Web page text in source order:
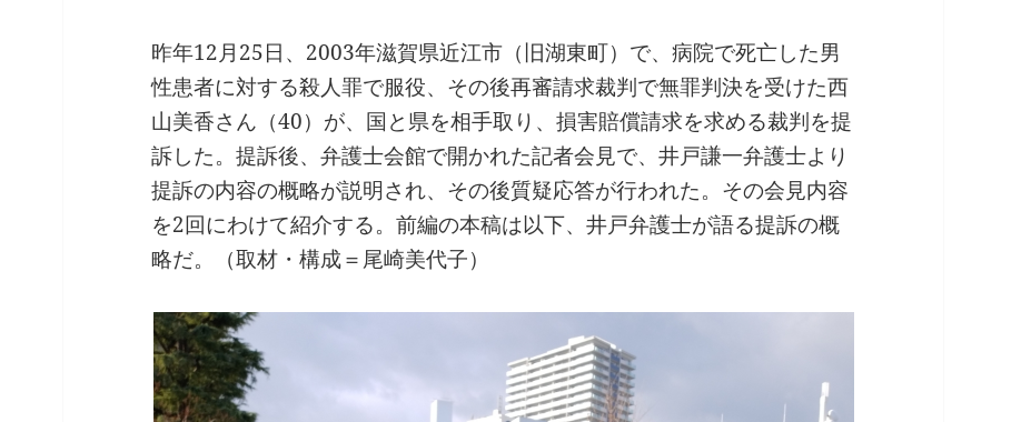
昨年12月25日、2003年滋賀県近江市（旧湖東町）で、病院で死亡した男
性患者に対する殺人罪で服役、その後再審請求裁判で無罪判決を受けた西
山美香さん（40）が、国と県を相手取り、損害賠償請求を求める裁判を提
訴した。提訴後、弁護士会館で開かれた記者会見で、井戸謙一弁護士より
提訴の内容の概略が説明され、その後質疑応答が行われた。その会見内容
を2回にわけて紹介する。前編の本稿は以下、井戸弁護士が語る提訴の概
略だ。（取材・構成＝尾崎美代子）